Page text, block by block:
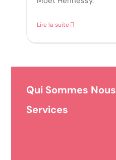
Lire la suite
Qui Sommes Nous
Services